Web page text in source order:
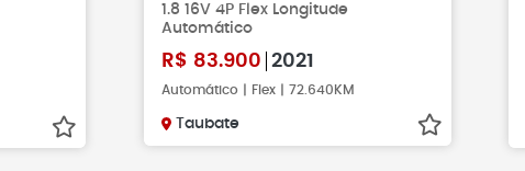
1.8 16V 4P Flex Longitude
Automático
R$ 83.900 2021
Automático | Flex | 72.640KM
Taubate